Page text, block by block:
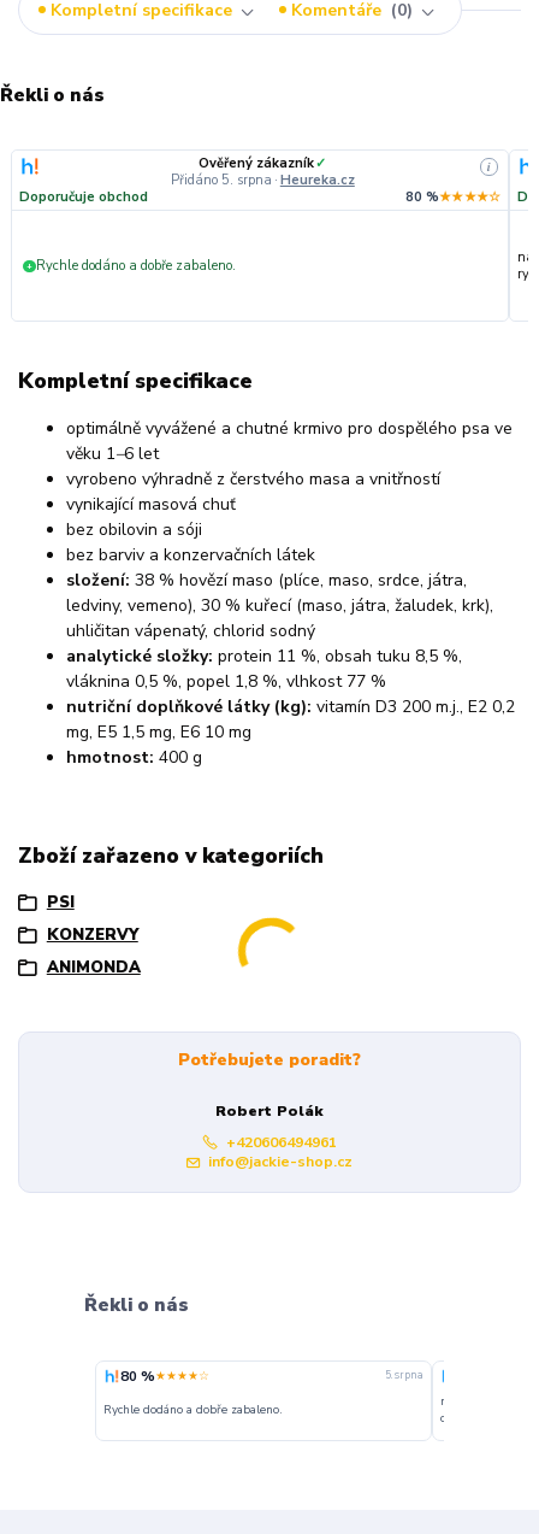
Kompletní specifikace Komentáře 0
Řekli o nás
Ověřený zákazník✓
Přidáno 5. srpna · Heureka.cz
i
Doporučuje obchod 80 %★★★★☆
+ Rychle dodáno a dobře zabaleno.
Kompletní specifikace
optimálně vyvážené a chutné krmivo pro dospělého psa ve
věku 1–6 let
vyrobeno výhradně z čerstvého masa a vnitřností
vynikající masová chuť
bez obilovin a sóji
bez barviv a konzervačních látek
složení: 38 % hovězí maso (plíce, maso, srdce, játra,
ledviny, vemeno), 30 % kuřecí (maso, játra, žaludek, krk),
uhličitan vápenatý, chlorid sodný
analytické složky: protein 11 %, obsah tuku 8,5 %,
vláknina 0,5 %, popel 1,8 %, vlhkost 77 %
nutriční doplňkové látky (kg): vitamín D3 200 m.j., E2 0,2
mg, E5 1,5 mg, E6 10 mg
hmotnost: 400 g
Zboží zařazeno v kategoriích
PSI
KONZERVY
ANIMONDA
Potřebujete poradit?
Robert Polák
+420606494961
info@jackie-shop.cz
Řekli o nás
80 %★★★★☆ 5. srpna
Rychle dodáno a dobře zabaleno.
nakupuji
o stavu